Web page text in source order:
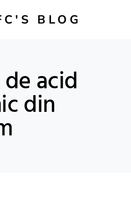
BLOG
acid
din